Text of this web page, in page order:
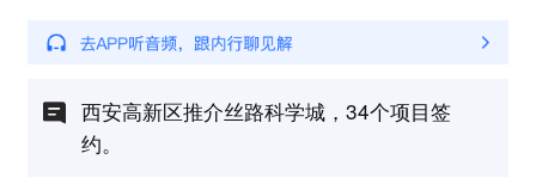
西安高新区推介丝路科学城，34个项目签
约。